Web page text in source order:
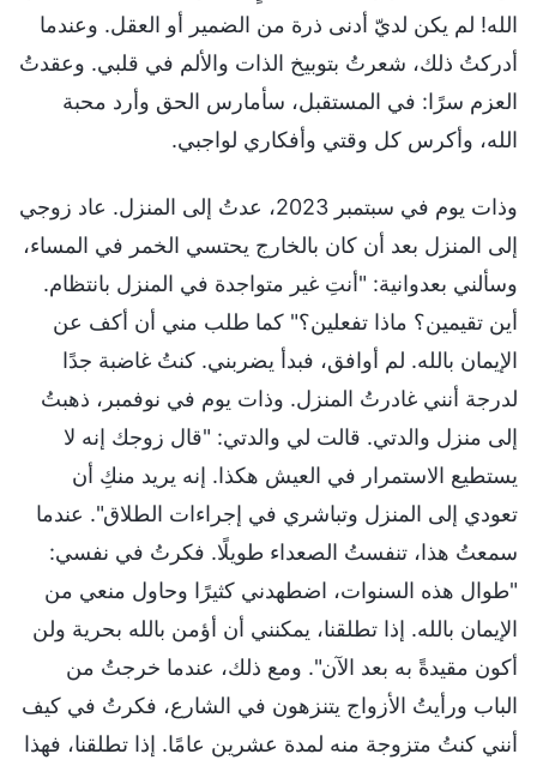
الله! لم يكن لديّ أدنى ذرة من الضمير أو العقل. وعندما
أدركتُ ذلك، شعرتُ بتوبيخ الذات والألم في قلبي. وعقدتُ
العزم سرًا: في المستقبل، سأمارس الحق وأرد محبة
الله، وأكرس كل وقتي وأفكاري لواجبي.
وذات يوم في سبتمبر 2023، عدتُ إلى المنزل. عاد زوجي
إلى المنزل بعد أن كان بالخارج يحتسي الخمر في المساء،
وسألني بعدوانية: "أنتِ غير متواجدة في المنزل بانتظام.
أين تقيمين؟ ماذا تفعلين؟" كما طلب مني أن أكف عن
الإيمان بالله. لم أوافق، فبدأ يضربني. كنتُ غاضبة جدًا
لدرجة أنني غادرتُ المنزل. وذات يوم في نوفمبر، ذهبتُ
إلى منزل والدتي. قالت لي والدتي: "قال زوجك إنه لا
يستطيع الاستمرار في العيش هكذا. إنه يريد منكِ أن
تعودي إلى المنزل وتباشري في إجراءات الطلاق". عندما
سمعتُ هذا، تنفستُ الصعداء طويلًا. فكرتُ في نفسي:
"طوال هذه السنوات، اضطهدني كثيرًا وحاول منعي من
الإيمان بالله. إذا تطلقنا، يمكنني أن أؤمن بالله بحرية ولن
أكون مقيدةً به بعد الآن". ومع ذلك، عندما خرجتُ من
الباب ورأيتُ الأزواج يتنزهون في الشارع، فكرتُ في كيف
أنني كنتُ متزوجة منه لمدة عشرين عامًا. إذا تطلقنا، فهذا